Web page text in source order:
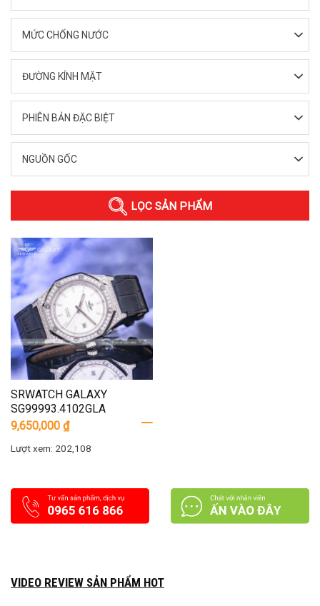
MỨC CHỐNG NƯỚC
ĐƯỜNG KÍNH MẶT
PHIÊN BẢN ĐẶC BIỆT
NGUỒN GỐC
LỌC SẢN PHẨM
SRWATCH GALAXY
SG99993.4102GLA
9,650,000 ₫
Lượt xem: 202,108
VIDEO REVIEW SẢN PHẨM HOT